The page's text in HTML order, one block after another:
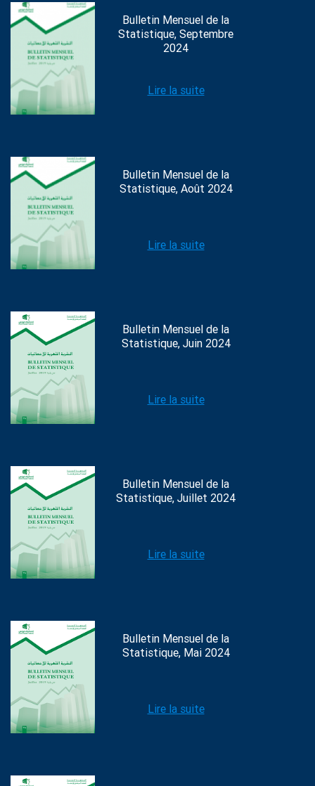
Bulletin Mensuel de la
Statistique, Septembre
2024
Lire la suite
Bulletin Mensuel de la
Statistique, Août 2024
Lire la suite
Bulletin Mensuel de la
Statistique, Juin 2024
Lire la suite
Bulletin Mensuel de la
Statistique, Juillet 2024
Lire la suite
Bulletin Mensuel de la
Statistique, Mai 2024
Lire la suite